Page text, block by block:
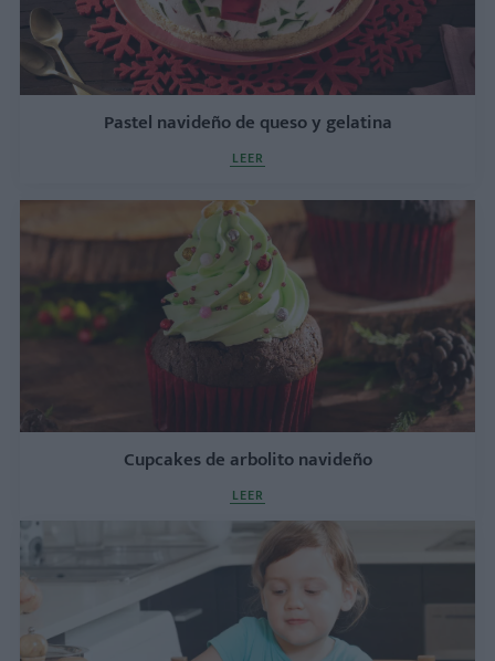
Pastel navideño de queso y gelatina
LEER
Cupcakes de arbolito navideño
LEER